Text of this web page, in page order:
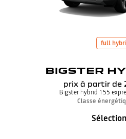
full
BIGSTER
prix à partir de
Bigster hybrid 155
Classe